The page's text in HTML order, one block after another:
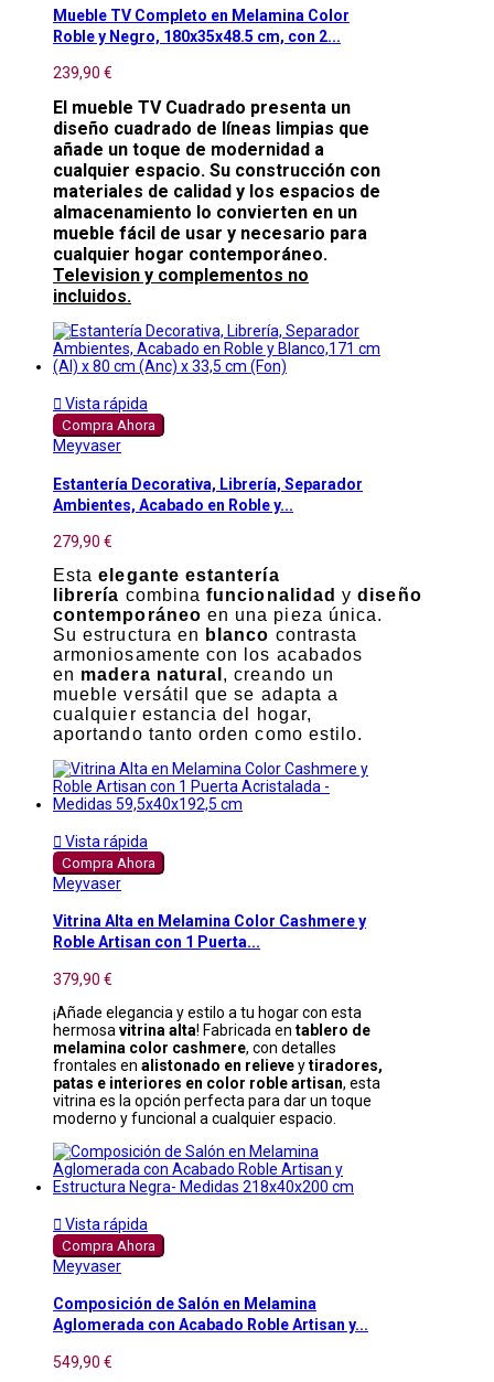
Mueble TV Completo en Melamina Color
Roble y Negro, 180x35x48.5 cm, con 2...
239,90 €
El mueble TV Cuadrado presenta un
diseño cuadrado de líneas limpias que
añade un toque de modernidad a
cualquier espacio. Su construcción con
materiales de calidad y los espacios de
almacenamiento lo convierten en un
mueble fácil de usar y necesario para
cualquier hogar contemporáneo.
Television y complementos no
incluidos.
 Vista rápida
Compra Ahora
Meyvaser
Estantería Decorativa, Librería, Separador
Ambientes, Acabado en Roble y...
279,90 €
Estaelegante estantería
librería combinafuncionalidad ydiseño
contemporáneo en una pieza única.
Su estructura en blanco contrasta
armoniosamente con los acabados
en madera natural , creando un
mueble versátil que se adapta a
cualquier estancia del hogar,
aportando tanto orden como estilo.
 Vista rápida
Compra Ahora
Meyvaser
Vitrina Alta en Melamina Color Cashmere y
Roble Artisan con 1 Puerta...
379,90 €
¡Añade elegancia y estilo a tu hogar con esta
hermosa vitrina alta! Fabricada en tablero de
melamina color cashmere, con detalles
frontales en alistonado en relieveytiradores,
patas e interiores en color roble artisan, esta
vitrina es la opción perfecta para dar un toque
moderno y funcional a cualquier espacio.
 Vista rápida
Compra Ahora
Meyvaser
Composición de Salón en Melamina
Aglomerada con Acabado Roble Artisan y...
549,90 €